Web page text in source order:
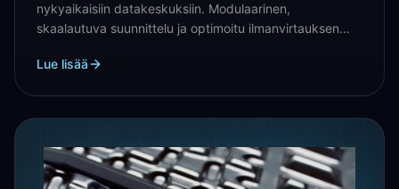
nykyaikaisiin datakeskuksiin. Modulaarinen,
skaalautuva suunnittelu ja optimoitu ilmanvirtauksen
Lue lisää